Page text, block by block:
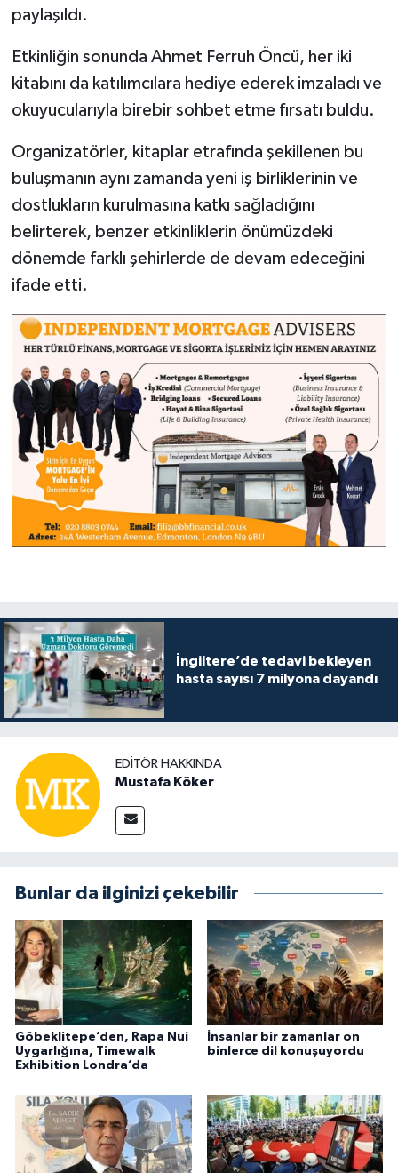
paylaşıldı.
Etkinliğin sonunda Ahmet Ferruh Öncü, her iki
kitabını da katılımcılara hediye ederek imzaladı ve
okuyucularıyla birebir sohbet etme fırsatı buldu.
Organizatörler, kitaplar etrafında şekillenen bu
buluşmanın aynı zamanda yeni iş birliklerinin ve
dostlukların kurulmasına katkı sağladığını
belirterek, benzer etkinliklerin önümüzdeki
dönemde farklı şehirlerde de devam edeceğini
ifade etti.
İngiltere’de tedavi bekleyen
hasta sayısı 7 milyona dayandı
EDITÖR HAKKINDA
Mustafa Köker
Bunlar da ilginizi çekebilir
Göbeklitepe’den, Rapa Nui
Uygarlığına, Timewalk
Exhibition Londra’da
İnsanlar bir zamanlar on
binlerce dil konuşuyordu